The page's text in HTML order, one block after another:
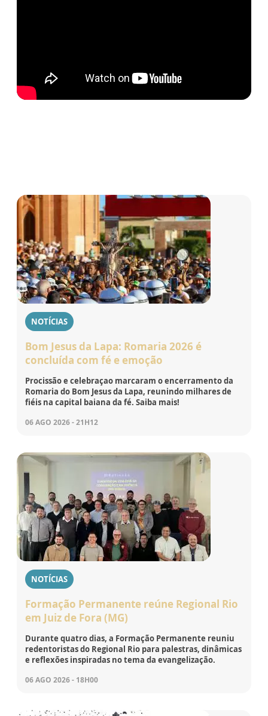
NOTÍCIAS
Bom Jesus da Lapa: Romaria 2026 é
concluída com fé e emoção
Procissão e celebraçao marcaram o encerramento da
Romaria do Bom Jesus da Lapa, reunindo milhares de
fiéis na capital baiana da fé. Saiba mais!
06 AGO 2026 - 21H12
NOTÍCIAS
Formação Permanente reúne Regional Rio
em Juiz de Fora (MG)
Durante quatro dias, a Formação Permanente reuniu
redentoristas do Regional Rio para palestras, dinâmicas
e reflexões inspiradas no tema da evangelização.
06 AGO 2026 - 18H00